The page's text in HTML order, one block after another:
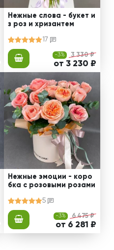
Нежные слова - букет и
з роз и хризантем
17
-3% 3 330 ₽
от 3 230 ₽
Нежные эмоции - коро
бка с розовыми розами
5
-3% 6 475 ₽
от 6 281 ₽